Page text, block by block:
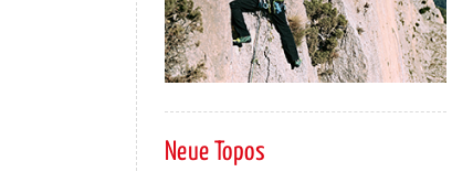
Neue Topos